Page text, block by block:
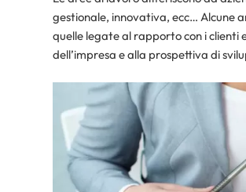
gestionale, innovativa, ecc… Alcune
quelle legate al rapporto con i clienti
dell’impresa e alla prospettiva di